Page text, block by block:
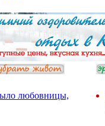
любовницы,